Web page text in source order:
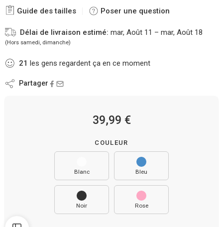
Guide des tailles Poser une question
Délai de livraison estimé: mar, Août 11 – mar, Août 18
(Hors samedi, dimanche)
21 les gens regardent ça en ce moment
Partager
39,99 €
COULEUR
Blanc Bleu
Noir Rose